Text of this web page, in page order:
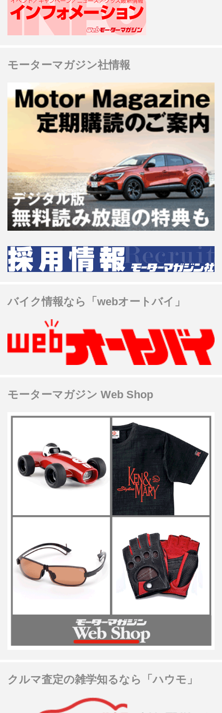
モーターマガジン社情報
バイク情報なら「webオートバイ」
モーターマガジン Web Shop
クルマ査定の雑学知るなら「ハウモ」